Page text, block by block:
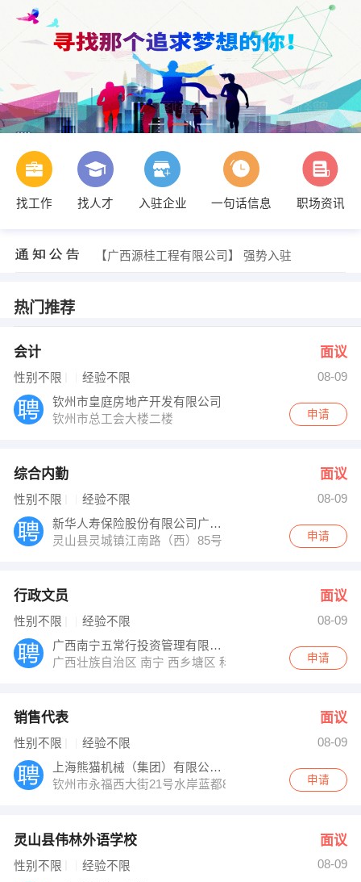
找工作 找人才 入驻企业 一句话信息
职场资讯
【广西源桂工程有限公司】 强势入驻
蒙老师 发布 [灵山县伟林外语学校 ] 招聘信息
【灵山中海能投燃气有限公司】 强势入驻
热门推荐
会计 面议
性别不限 经验不限
08-09
钦州市皇庭房地产开发有限公司
钦州市总工会大楼二楼
申请
综合内勤 面议
性别不限 经验不限
08-09
新华人寿保险股份有限公司广西分公司灵山营
灵山县灵城镇江南路（西）85号
申请
行政文员 面议
性别不限 经验不限
08-09
广西南宁五常行投资管理有限责任公司
广西壮族自治区 南宁 西乡塘区 科园大道58号
申请
销售代表 面议
性别不限 经验不限
08-09
上海熊猫机械（集团）有限公司广西分公司
钦州市永福西大街21号水岸蓝都8栋3单元000室
申请
灵山县伟林外语学校 面议
性别不限 经验不限
08-09